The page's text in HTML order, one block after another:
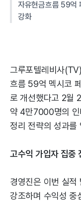
자유현금흐름 59억
강화
그루포텔레비사
흐름 59억 멕시코
로 개선했다고 2월
약 4만7000명의 인
정리 전략의 성과를
고수익 가입자 집
경영진은 이번 실적
강조하며 수익성 중